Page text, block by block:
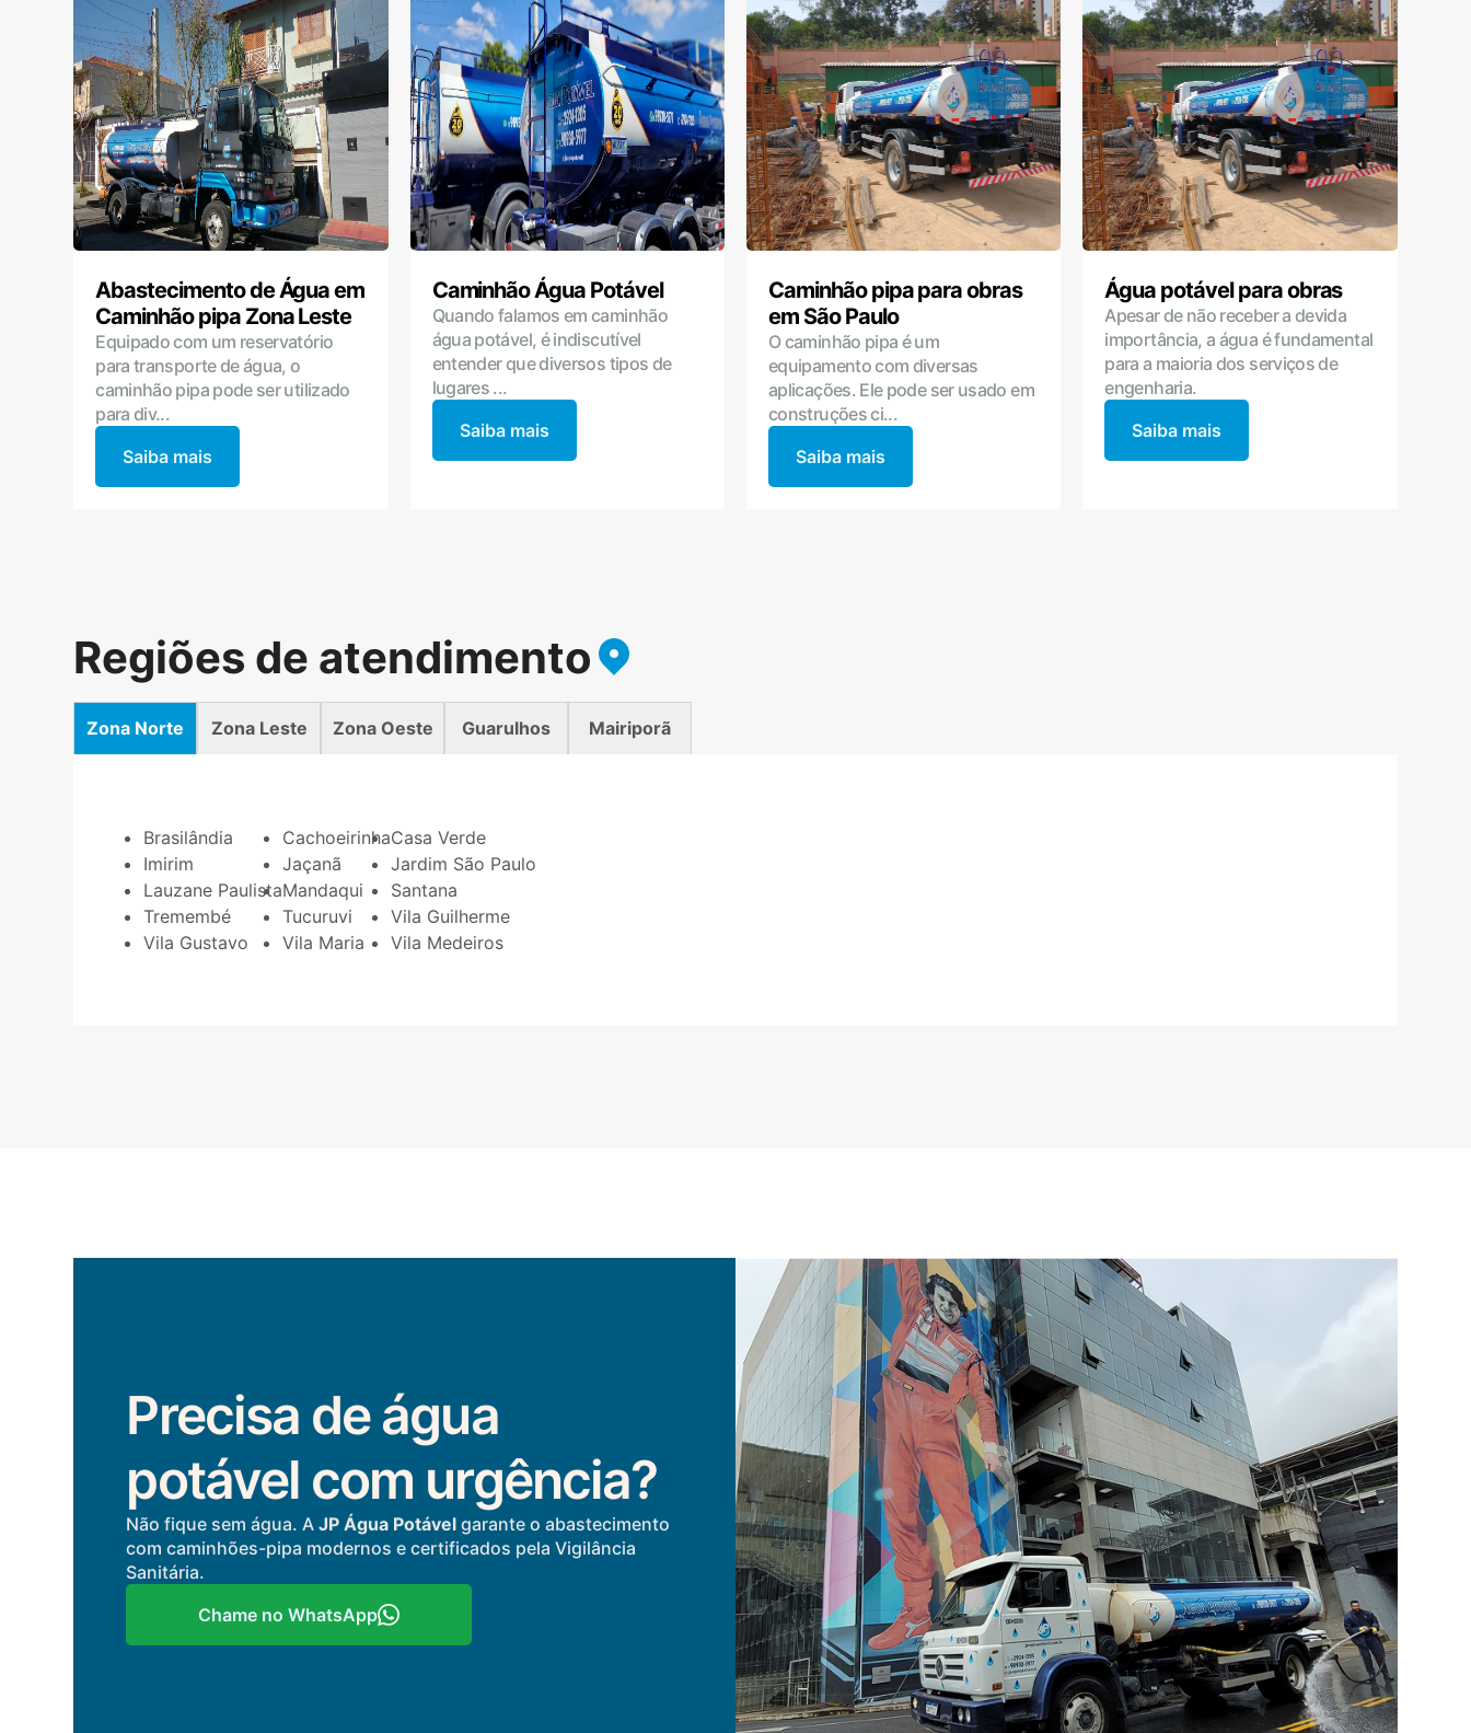
Abastecimento de Água em
Caminhão pipa Zona Leste
Equipado com um reservatório
para transporte de água, o
caminhão pipa pode ser utilizado
para div...
Saiba mais
Caminhão Água Potável
Quando falamos em caminhão
água potável, é indiscutível
entender que diversos tipos de
lugares ...
Saiba mais
Caminhão pipa para obras
em São Paulo
O caminhão pipa é um
equipamento com diversas
aplicações. Ele pode ser usado em
construções ci...
Saiba mais
Água potável para obras
Apesar de não receber a devida
importância, a água é fundamental
para a maioria dos serviços de
engenharia.
Saiba mais
Regiões de atendimento
Zona Norte Zona Leste Zona Oeste Guarulhos Mairiporã
Brasilândia
Imirim
Lauzane Paulista
Tremembé
Vila Gustavo
Cachoeirinha
Jaçanã
Mandaqui
Tucuruvi
Vila Maria
Casa Verde
Jardim São Paulo
Santana
Vila Guilherme
Vila Medeiros
Precisa de água
potável com urgência?
Não fique sem água. AJP Água Potável garante o abastecimento
com caminhões-pipa modernos e certificados pela Vigilância
Sanitária.
Chame no WhatsApp